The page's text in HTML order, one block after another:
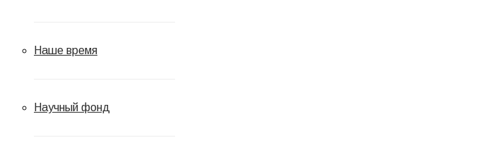
Наше время
Научный фонд